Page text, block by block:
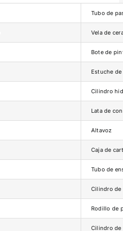
Tubo de
Vela de
Bote de
Estuche
Cilindro
Lata de
Altavoz
Caja de
Tubo de
Cilindro de
Rodillo de
Cilindro de